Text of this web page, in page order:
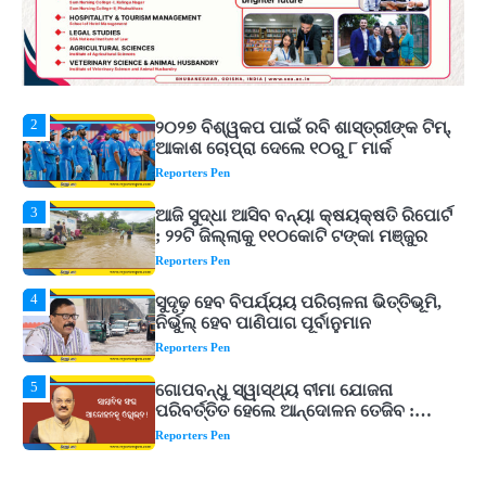
୩ଟି ଶକ୍ତିଶାଳୀ ମନ୍ତ୍ର, ଦୂର ହୋଇପାରେ
ଆର୍ଥିକ ସଙ୍କଟ
2
୨୦୨୭ ବିଶ୍ୱକପ ପାଇଁ ରବି ଶାସ୍ତ୍ରୀଙ୍କ ଟିମ୍,
ଆକାଶ ଚୋପ୍ରା ଦେଲେ ୧୦ରୁ ୮ ମାର୍କ
3
ଆଜି ସୁଦ୍ଧା ଆସିବ ବନ୍ୟା କ୍ଷୟକ୍ଷତି ରିପୋର୍ଟ
; ୨୨ଟି ଜିଲ୍ଲାକୁ ୧୧୦କୋଟି ଟଙ୍କା ମଞ୍ଜୁର
Reporters Pen
4
ସୁଦୃଢ଼ ହେବ ବିପର୍ଯ୍ୟୟ ପରିଚାଳନା ଭିତ୍ତିଭୂମି,
ନିର୍ଭୁଲ୍ ହେବ ପାଣିପାଗ ପୂର୍ବାନୁମାନ
Reporters Pen
5
ଗୋପବନ୍ଧୁ ସ୍ୱାସ୍ଥ୍ୟ ବୀମା ଯୋଜନା
ପରିବର୍ତ୍ତିତ ହେଲେ ଆନ୍ଦୋଳନ ତେଜିବ :
ଉତ୍କଳ ସାମ୍ବାଦିକ ସଂଘ
Reporters Pen
1
Shiva Mantras Sawan 2026: ଶ୍ରାବଣରେ
ନିୟମିତ ଜପ କରନ୍ତୁ ଭଗବାନ ଶିବଙ୍କ ଏହି
୩ଟି ଶକ୍ତିଶାଳୀ ମନ୍ତ୍ର, ଦୂର ହୋଇପାରେ
Reporters Pen